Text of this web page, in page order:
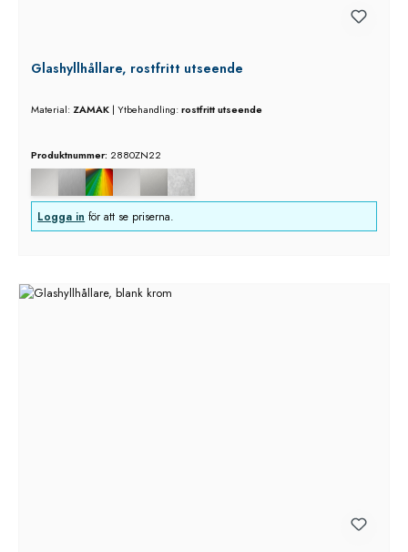
Glashyllhållare, rostfritt utseende
Material:ZAMAK | Ytbehandling:rostfritt utseende
Produktnummer: 2880ZN22
Logga in för att se priserna.